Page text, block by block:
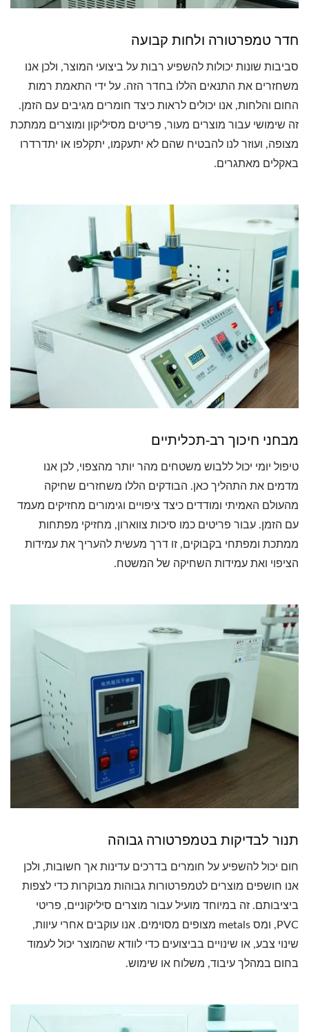
חדר טמפרטורה ולחות קבועה
סביבות שונות יכולות להשפיע רבות על ביצועי המוצר, ולכן אנו
משחזרים את התנאים הללו בחדר הזה. על ידי התאמת רמות
החום והלחות, אנו יכולים לראות כיצד חומרים מגיבים עם הזמן.
זה שימושי עבור מוצרים מעור, פריטים מסיליקון ומוצרים ממתכת
מצופה, ועוזר לנו להבטיח שהם לא יתעקמו, יתקלפו או יתדרדרו
באקלים מאתגרים.
מבחני חיכוך רב-תכליתיים
טיפול יומי יכול ללבוש משטחים מהר יותר מהצפוי, לכן אנו
מדמים את התהליך כאן. הבודקים הללו משחזרים שחיקה
מהעולם האמיתי ומודדים כיצד ציפויים וגימורים מחזיקים מעמד
עם הזמן. עבור פריטים כמו סיכות צווארון, מחזיקי מפתחות
ממתכת ומפתחי בקבוקים, זו דרך מעשית להעריך את עמידות
הציפוי ואת עמידות השחיקה של המשטח.
תנור לבדיקות בטמפרטורה גבוהה
חום יכול להשפיע על חומרים בדרכים עדינות אך חשובות, ולכן
אנו חושפים מוצרים לטמפרטורות גבוהות מבוקרות כדי לצפות
ביציבותם. זה במיוחד מועיל עבור מוצרים סיליקוניים, פריטי
PVC, ומס metals מצופים מסוימים. אנו עוקבים אחרי עיוות,
שינוי צבע, או שינויים בביצועים כדי לוודא שהמוצר יכול לעמוד
בחום במהלך עיבוד, משלוח או שימוש.